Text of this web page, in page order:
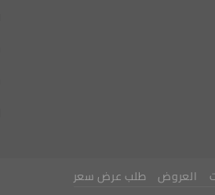
العروض طلب عرض سعر